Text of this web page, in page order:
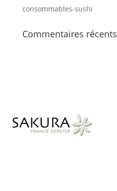
consommables-sushi
Commentaires récents